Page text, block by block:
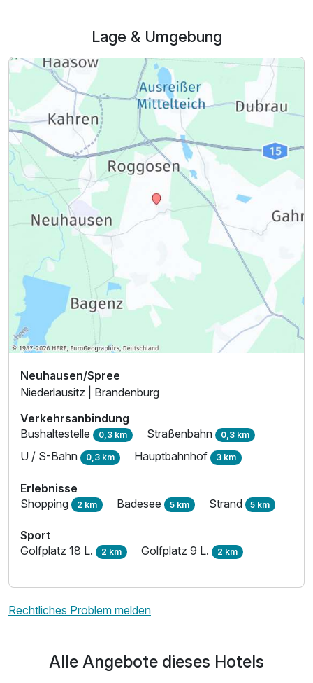
Lage & Umgebung
Neuhausen/Spree
Niederlausitz | Brandenburg
Verkehrsanbindung
Bushaltestelle 0,3 km Straßenbahn 0,3 km
U / S-Bahn 0,3 km Hauptbahnhof 3 km
Erlebnisse
Shopping 2 km Badesee 5 km Strand 5 km
Sport
Golfplatz 18 L. 2 km Golfplatz 9 L. 2 km
Rechtliches Problem melden
Alle Angebote dieses Hotels